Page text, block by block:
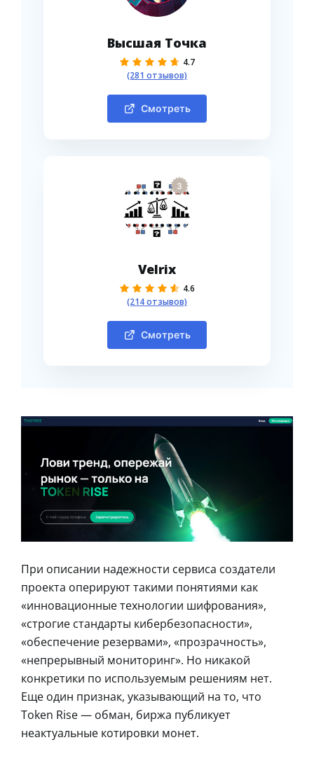
Высшая Точка
4.7
(281 отзывов)
Смотреть
3
Velrix
4.6
(214 отзывов)
Смотреть
При описании надежности сервиса создатели
проекта оперируют такими понятиями как
«инновационные технологии шифрования»,
«строгие стандарты кибербезопасности»,
«обеспечение резервами», «прозрачность»,
«непрерывный мониторинг». Но никакой
конкретики по используемым решениям нет.
Еще один признак, указывающий на то, что
Token Rise ― обман, биржа публикует
неактуальные котировки монет.